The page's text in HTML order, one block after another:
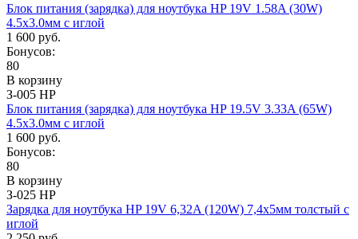
Блок питания (зарядка) для ноутбука HP 19V 1.58A (30W)
4.5x3.0мм с иглой
1 600 руб.
Бонусов:
80
В корзину
З-005 HP
Блок питания (зарядка) для ноутбука HP 19.5V 3.33A (65W)
4.5x3.0мм с иглой
1 600 руб.
Бонусов:
80
В корзину
З-025 HP
Зарядка для ноутбука HP 19V 6,32A (120W) 7,4x5мм толстый с
иглой